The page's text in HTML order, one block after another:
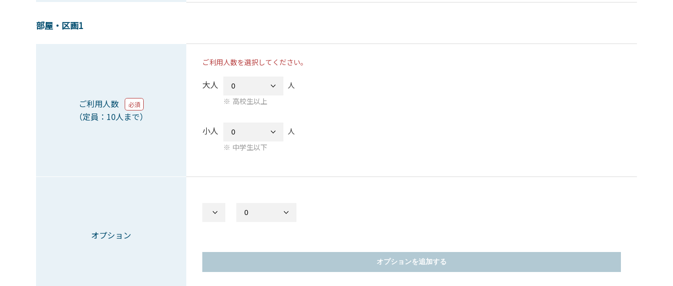
部屋・区画1
ご利用人数 必須
（定員：10人まで）
ご利用人数を選択してください。
大人
人
高校生以上
小人
人
中学生以下
オプション
オプションを追加する